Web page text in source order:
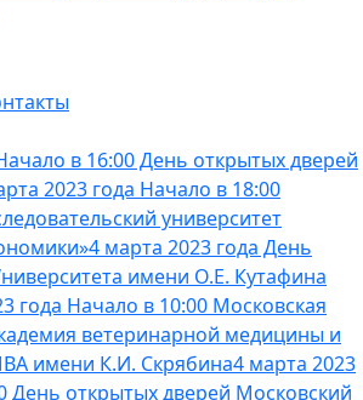
в 16:00 День открытых дверей
2023 года Начало в 18:00
университет
4 марта 2023 года День
имени О.Е. Кутафина
года Начало в 10:00 Московская
ветеринарной медицины и
имени К.И. Скрябина4 марта 2023
День открытых дверей Московский